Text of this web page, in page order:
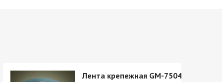
Лента крепежная GM-7504